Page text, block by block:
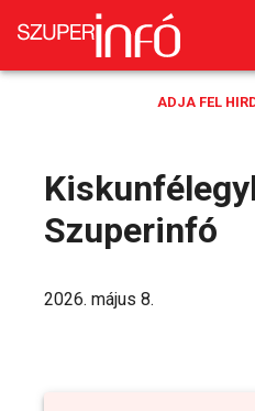
ADJA FEL
Szuperinfó
2026. május 8.